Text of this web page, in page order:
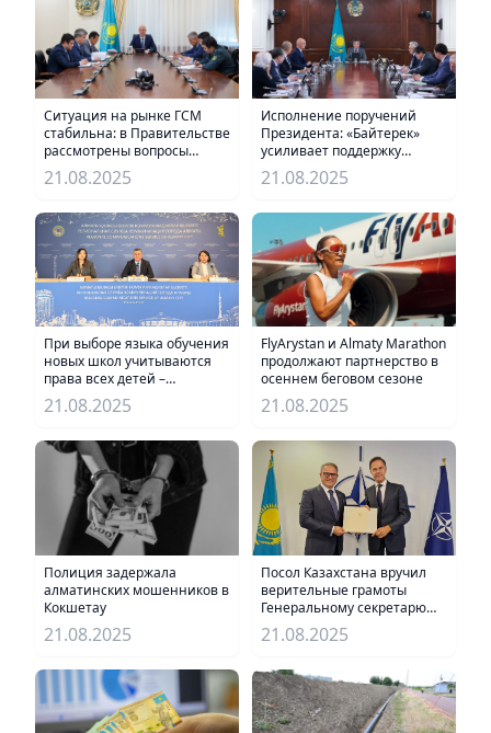
Ситуация на рынке ГСМ
стабильна: в Правительстве
рассмотрены вопросы
обеспечения внутренних
потребностей
21.08.2025
Исполнение поручений
Президента: «Байтерек»
усиливает поддержку
реального сектора
экономики
21.08.2025
При выборе языка обучения
новых школ учитываются
права всех детей –
Управление образования г.
Алматы
21.08.2025
FlyArystan и Almaty Marathon
продолжают партнерство в
осеннем беговом сезоне
21.08.2025
Полиция задержала
алматинских мошенников в
Кокшетау
21.08.2025
Посол Казахстана вручил
верительные грамоты
Генеральному секретарю
НАТО
21.08.2025